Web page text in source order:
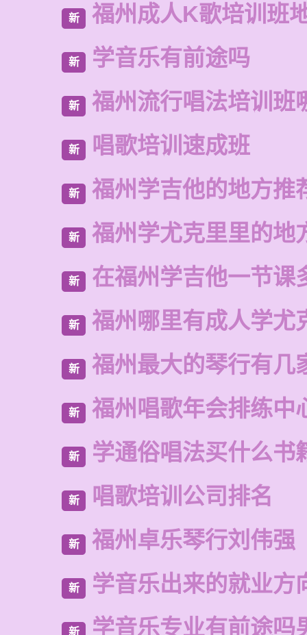
新 福州成人K歌培训班
新 学音乐有前途吗
新 福州流行唱法培训班
新 唱歌培训速成班
新 福州学吉他的地方推
新 福州学尤克里里的地
新 在福州学吉他一节课
新 福州哪里有成人学尤
新 福州最大的琴行有几
新 福州唱歌年会排练中
新 学通俗唱法买什么书
新 唱歌培训公司排名
新 福州卓乐琴行刘伟强
新 学音乐出来的就业方
新 学音乐专业有前途吗